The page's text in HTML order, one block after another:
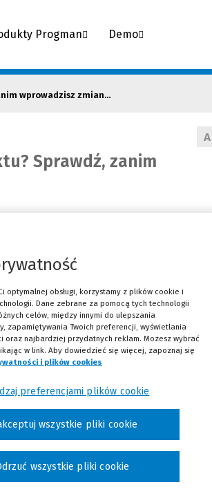
Progman Demo
wprowadzisz zmian...
A
Sprawdź, zanim
wprowadzenia zmian do
istotnych lub nieistotnych,
została ściśle zdefiniowana
odstąpienie narusza kluczowe
zmianie pozwolenia na budowę,
bezpośrednio w
obejmuje m.in.:
zabudowy, >2% wymiarów),
optymalnej obsługi, korzystamy z plików cookie i
Dane zebrane za pomocą tych technologii
celów, między innymi do ulepszania
zapamiętywania Twoich preferencji, wyświetlania
oraz najbardziej przydatnych reklam. Możesz wybrać
w link. Aby dowiedzieć się więcej, zapoznaj się
i plików cookies
wszystkie pliki cookie
wszystkie pliki cookie
preferencjami plików cookie